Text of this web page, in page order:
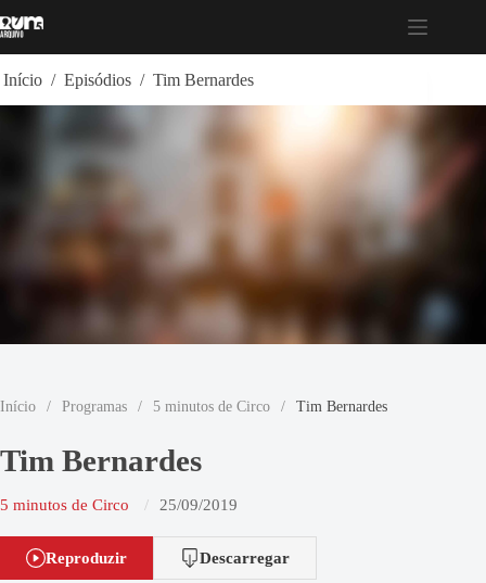
para
Início / Episódios / Tim Bernardes
Início / Programas / 5 minutos de Circo / Tim Bernardes
Tim Bernardes
5 minutos de Circo 25/09/2019
Reproduzir Descarregar